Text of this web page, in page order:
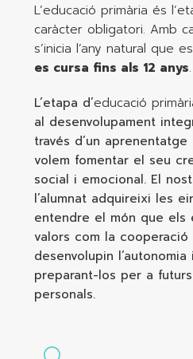
L’educació primària és
caràcter obligatori. Amb
s’inicia l’any natural que
es cursa fins als 12 anys.
L’etapa d’educació
al desenvolupament
través d’un
volem fomentar el seu
social i emocional. El
l’alumnat adquireixi les
entendre el món que els
valors com la
desenvolupin
preparant-los per a
personals.